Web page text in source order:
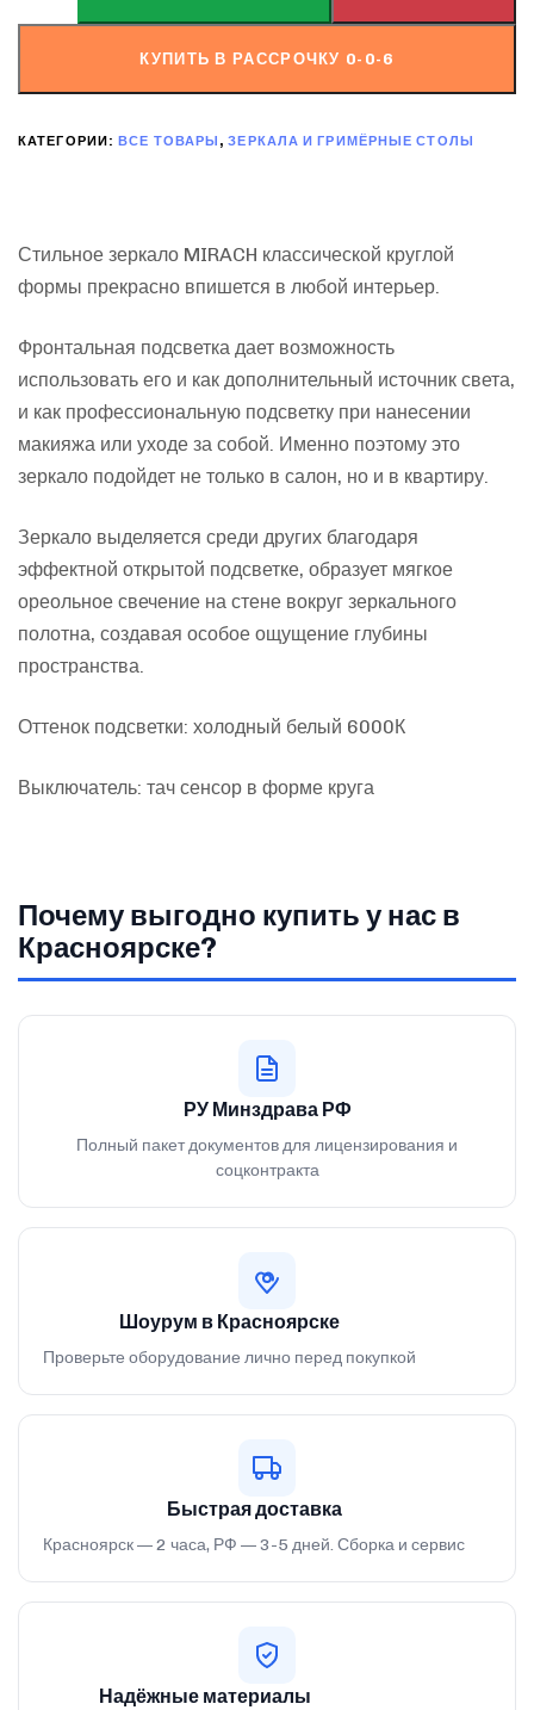
КУПИТЬ В РАССРОЧКУ 0-0-6
КАТЕГОРИИ:ВСЕ ТОВАРЫ ,ЗЕРКАЛА И ГРИМЁРНЫЕ СТОЛЫ
Стильное зеркало MIRACH классической круглой
формы прекрасно впишется в любой интерьер.
Фронтальная подсветка дает возможность
использовать его и как дополнительный источник света,
и как профессиональную подсветку при нанесении
макияжа или уходе за собой. Именно поэтому это
зеркало подойдет не только в салон, но и в квартиру.
Зеркало выделяется среди других благодаря
эффектной открытой подсветке, образует мягкое
ореольное свечение на стене вокруг зеркального
полотна, создавая особое ощущение глубины
пространства.
Оттенок подсветки: холодный белый 6000К
Выключатель: тач сенсор в форме круга
Почему выгодно купить у нас в
Красноярске?
РУ Минздрава РФ
Полный пакет документов для лицензирования и
соцконтракта
Шоурум в Красноярске
Проверьте оборудование лично перед покупкой
Быстрая доставка
Красноярск — 2 часа, РФ — 3-5 дней. Сборка и сервис
Надёжные материалы